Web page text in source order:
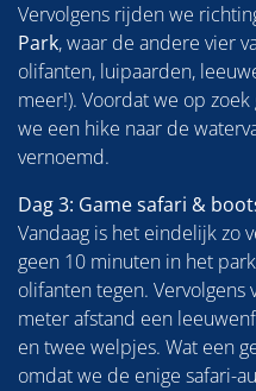
Vervolgens rijden we
Park, waar de andere vier
olifanten, luipaarden,
meer!). Voordat we op
we een hike naar de
vernoemd.
Dag 3: Game safari &
Vandaag is het eindelijk zo
geen 10 minuten in het
olifanten tegen.
meter afstand een
en twee welpjes. Wat een
omdat we de enige safari-